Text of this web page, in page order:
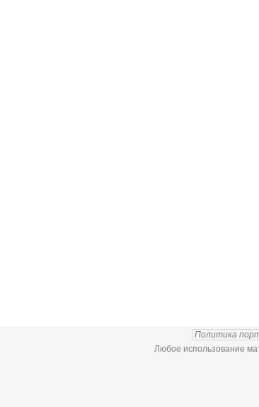
Политика
Любое использование